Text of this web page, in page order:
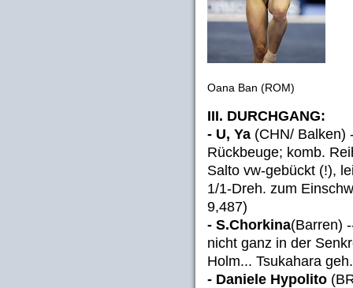
Oana Ban (ROM)
III. DURCHGANG:
- U, Ya (CHN/ Balken)
Rückbeuge; komb.
Salto vw-gebückt (!),
1/1-Dreh. zum
9,487)
- S.Chorkina(Barren)
nicht ganz in der
Holm... Tsukahara
- Daniele Hypolito